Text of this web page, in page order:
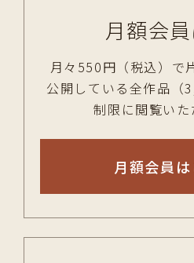
月額会員
月々550円（税込）で
公開している全作品（
制限に閲覧いた
月額会員